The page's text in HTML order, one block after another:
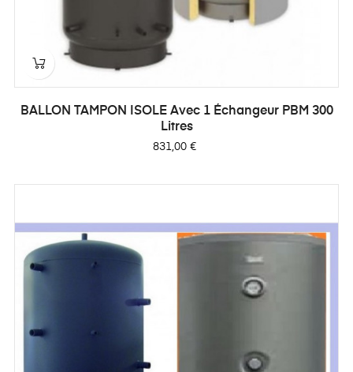
BALLON TAMPON ISOLE Avec 1 Échangeur PBM 300
Litres
Prix
831,00 €